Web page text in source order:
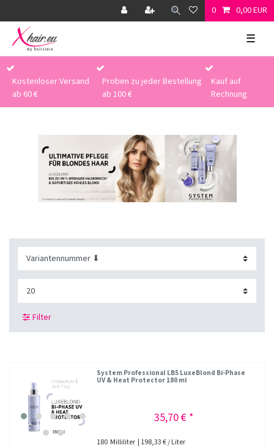
0 0,00 EUR
☰
Kostenloser Versand
ab 60 €
Proben zu jeder Bestellung
ab 100 €
Kauf auf
Rechnung
Filter
System Professional LB5 LuxeBlond Bi-Phase
UV & Heat Protector 180 ml
35,70 € *
180 Milliliter | 198,33 € / Liter